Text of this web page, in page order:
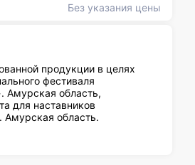
услуг: Амурская область, г.
Без указания цены
продукции в целях
фестиваля
Амурская область,
для наставников
область.